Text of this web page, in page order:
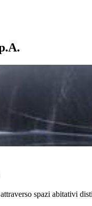
spazi abitativi